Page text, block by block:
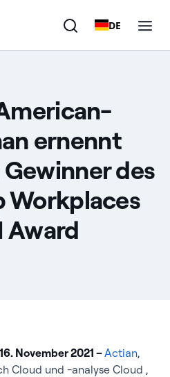
DE
ernennt
des
Workplaces
Award
November 2021 –Actian,
Cloud und -analyse Cloud ,